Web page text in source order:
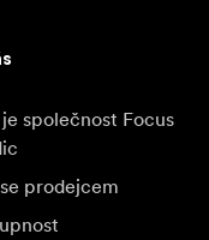
společnost Focus
prodejcem